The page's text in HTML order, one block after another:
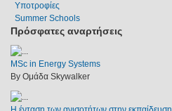
Υποτροφίες
Summer Schools
Πρόσφατες αναρτήσεις
MSc in Energy Systems
By Ομάδα Skywalker